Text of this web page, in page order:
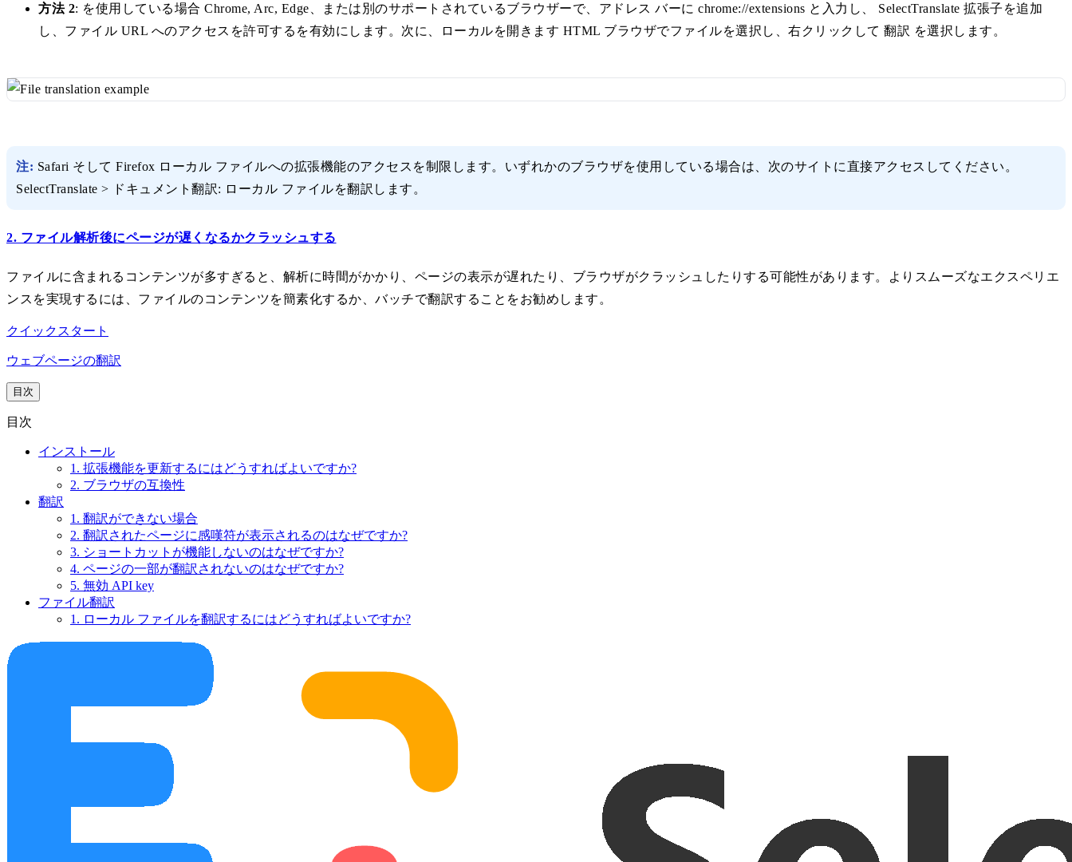
方法 2: を使用している場合 Chrome, Arc, Edge、または別のサポートされているブラウザーで、アドレス バーに chrome://extensions と入力し、 SelectTranslate 拡張子を追加
し、ファイル URL へのアクセスを許可するを有効にします。次に、ローカルを開きます HTML ブラウザでファイルを選択し、右クリックして 翻訳 を選択します。
注: Safari そして Firefox ローカル ファイルへの拡張機能のアクセスを制限します。いずれかのブラウザを使用している場合は、次のサイトに直接アクセスしてください。
SelectTranslate > ドキュメント翻訳: ローカル ファイルを翻訳します。
2. ファイル解析後にページが遅くなるかクラッシュする
ファイルに含まれるコンテンツが多すぎると、解析に時間がかかり、ページの表示が遅れたり、ブラウザがクラッシュしたりする可能性があります。よりスムーズなエクスペリエ
ンスを実現するには、ファイルのコンテンツを簡素化するか、バッチで翻訳することをお勧めします。
クイックスタート
ウェブページの翻訳
目次
目次
インストール
1. 拡張機能を更新するにはどうすればよいですか?
2. ブラウザの互換性
翻訳
1. 翻訳ができない場合
2. 翻訳されたページに感嘆符が表示されるのはなぜですか?
3. ショートカットが機能しないのはなぜですか?
4. ページの一部が翻訳されないのはなぜですか?
5. 無効 API key
ファイル翻訳
1. ローカル ファイルを翻訳するにはどうすればよいですか?